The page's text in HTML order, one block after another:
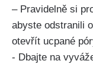
– Pravidelně ⁤si‌
abyste odstranili
otevřít ucpané
-‍ Dbajte na